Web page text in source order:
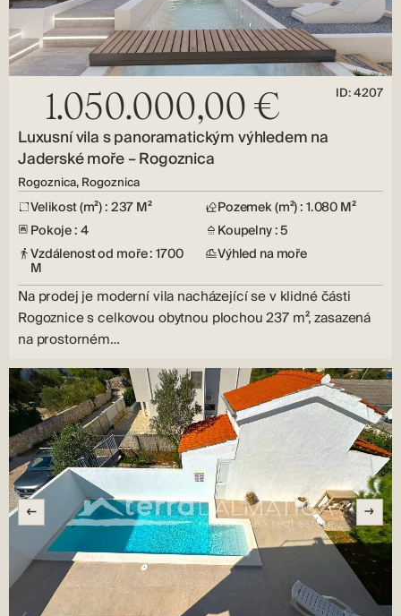
1.050.000,00 € ID: 4207
Luxusní vila s panoramatickým výhledem na
Jaderské moře – Rogoznica
Rogoznica, Rogoznica
Velikost (m²) : 237 M²
Pozemek (m²) : 1.080 M²
Pokoje : 4
Koupelny : 5
Vzdálenost od moře : 1700
M
Výhled na moře
Na prodej je moderní vila nacházející se v klidné části
Rogoznice s celkovou obytnou plochou 237 m², zasazená
na prostorném…